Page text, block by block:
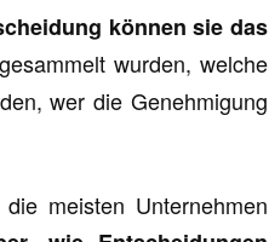
können sie das
wurden, welche
wer die Genehmigung
meisten Unternehmen